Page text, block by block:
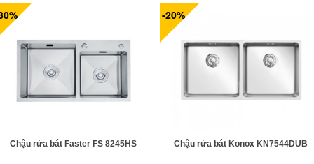
Chậu rửa bát Faster FS 8245HS
-20%
Chậu rửa bát Konox KN7544DUB